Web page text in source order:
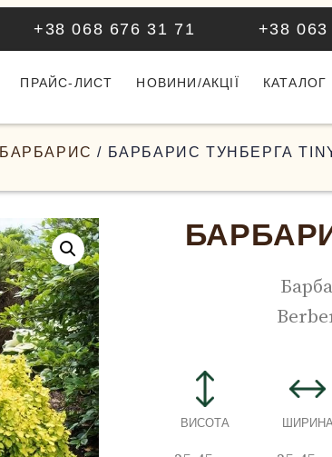
+38 068 676 31 71 +38
ПРАЙС-ЛИСТ НОВИНИ/АКЦІЇ КАТАЛОГ
БАРБАРИС / БАРБАРИС ТУНБЕРГА
ВИСОТА